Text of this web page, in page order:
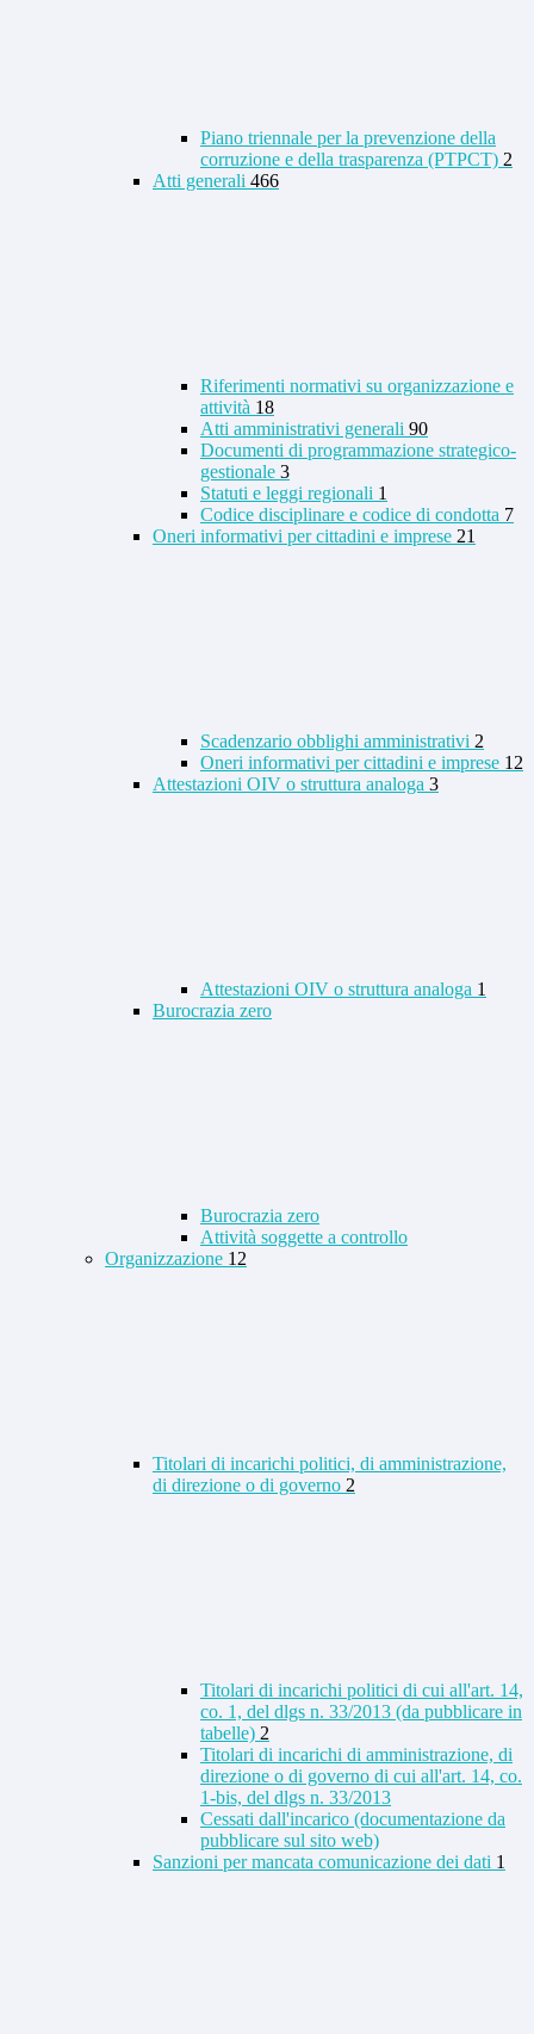
Piano triennale per la prevenzione della
corruzione e della trasparenza (PTPCT) 2
Atti generali 466
Riferimenti normativi su organizzazione e
attività 18
Atti amministrativi generali 90
Documenti di programmazione strategico-
gestionale 3
Statuti e leggi regionali 1
Codice disciplinare e codice di condotta 7
Oneri informativi per cittadini e imprese 21
Scadenzario obblighi amministrativi 2
Oneri informativi per cittadini e imprese 12
Attestazioni OIV o struttura analoga 3
Attestazioni OIV o struttura analoga 1
Burocrazia zero
Burocrazia zero
Attività soggette a controllo
Organizzazione 12
Titolari di incarichi politici, di amministrazione,
di direzione o di governo 2
Titolari di incarichi politici di cui all'art. 14,
co. 1, del dlgs n. 33/2013 (da pubblicare in
tabelle) 2
Titolari di incarichi di amministrazione, di
direzione o di governo di cui all'art. 14, co.
1-bis, del dlgs n. 33/2013
Cessati dall'incarico (documentazione da
pubblicare sul sito web)
Sanzioni per mancata comunicazione dei dati 1